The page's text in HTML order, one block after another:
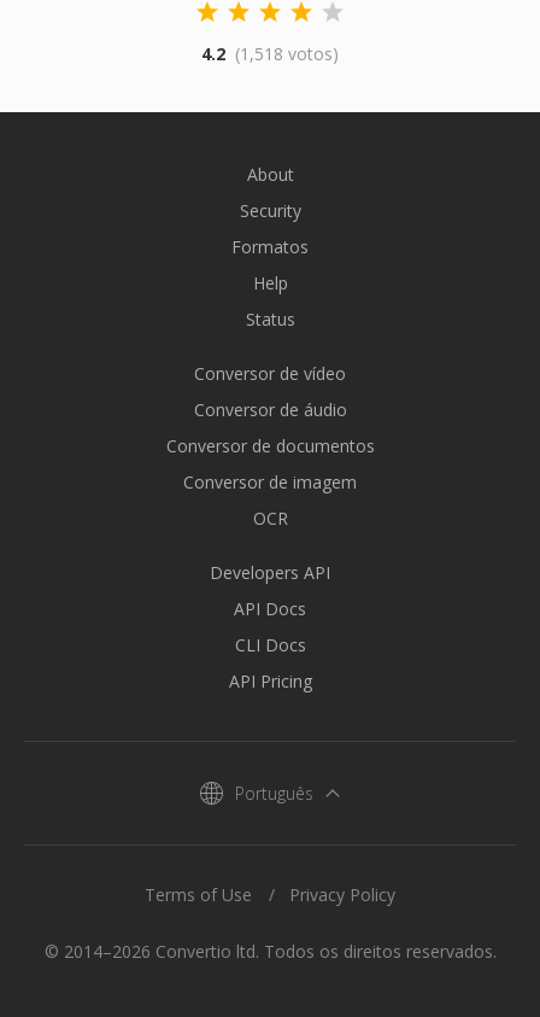
4.2 (1,518 votos)
About
Security
Formatos
Help
Status
Conversor de vídeo
Conversor de áudio
Conversor de documentos
Conversor de imagem
OCR
Developers API
API Docs
CLI Docs
API Pricing
Português
© 2014–2026 Convertio ltd. Todos os direitos reservados.
Terms of Use Privacy Policy